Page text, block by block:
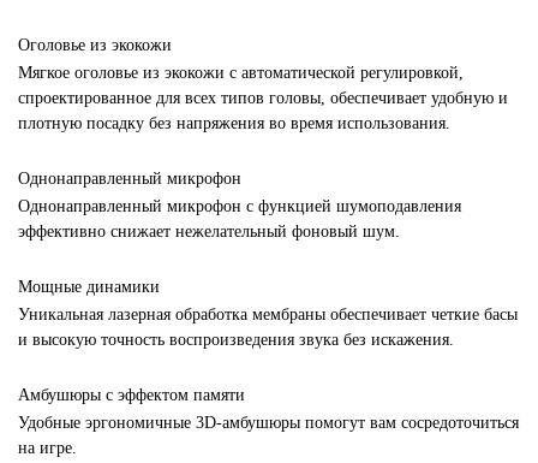
Оголовье из экокожи
Мягкое оголовье из экокожи с автоматической регулировкой,
спроектированное для всех типов головы, обеспечивает удобную и
плотную посадку без напряжения во время использования.
Однонаправленный микрофон
Однонаправленный микрофон с функцией шумоподавления
эффективно снижает нежелательный фоновый шум.
Мощные динамики
Уникальная лазерная обработка мембраны обеспечивает четкие басы
и высокую точность воспроизведения звука без искажения.
Амбушюры с эффектом памяти
Удобные эргономичные 3D-амбушюры помогут вам сосредоточиться
на игре.